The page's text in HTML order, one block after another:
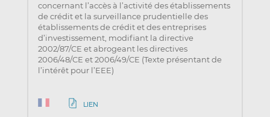
concernant l’accès à l’activité des établissements
de crédit et la surveillance prudentielle des
établissements de crédit et des entreprises
d’investissement, modifiant la directive
2002/87/CE et abrogeant les directives
2006/48/CE et 2006/49/CE (Texte présentant de
l’intérêt pour l’EEE)
LIEN